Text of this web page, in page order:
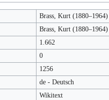
Brass, Kurt (1880–1964)
Brass, Kurt (1880–1964)
1.662
0
1256
de - Deutsch
Wikitext